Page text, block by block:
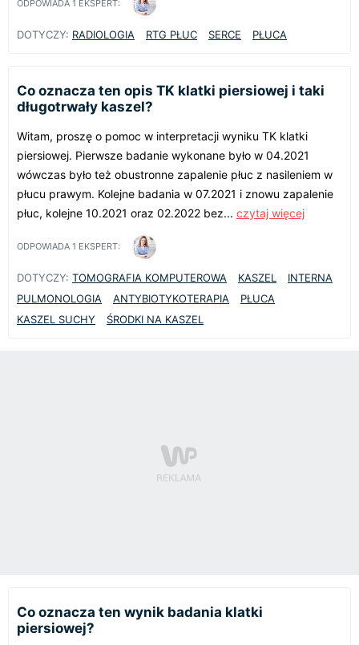
ODPOWIADA 1 EKSPERT:
DOTYCZY: RADIOLOGIA RTG PŁUC SERCE PŁUCA
Co oznacza ten opis TK klatki piersiowej i taki
długotrwały kaszel?
Witam, proszę o pomoc w interpretacji wyniku TK klatki
piersiowej. Pierwsze badanie wykonane było w 04.2021
wówczas było też obustronne zapalenie płuc z nasileniem w
płucu prawym. Kolejne badania w 07.2021 i znowu zapalenie
płuc, kolejne 10.2021 oraz 02.2022 bez... czytaj więcej
ODPOWIADA 1 EKSPERT:
DOTYCZY: TOMOGRAFIA KOMPUTEROWA KASZEL
INTERNA
PULMONOLOGIA
ANTYBIOTYKOTERAPIA
PŁUCA
KASZEL SUCHY
ŚRODKI NA KASZEL
Co oznacza ten wynik badania klatki
piersiowej?